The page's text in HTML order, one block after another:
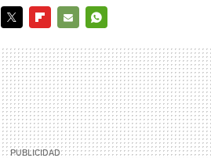
MAIL